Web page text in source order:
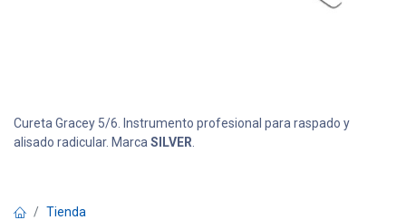
Cureta Gracey 5/6. Instrumento profesional para raspado y
alisado radicular. Marca SILVER
Tienda